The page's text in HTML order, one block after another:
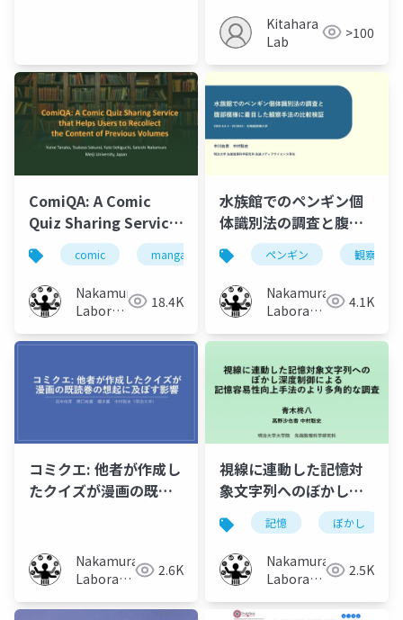
Kitahara
Lab
>100
ComiQA: A Comic
Quiz Sharing Service
that Helps Users to
Recollect the
Content of Previous
Volumes
comic manga recollection qa service
Nakamura
Laboratory
University)
18.4K
水族館でのペンギン個
体識別法の調査と腹部
模様に着目した観察手
法の比較検証
ペンギン 観察支援
Nakamura
Laboratory
University)
4.1K
コミクエ: 他者が作成し
たクイズが漫画の既読
Nakamura
Laboratory
University)
2.6K
視線に連動した記憶対
象文字列へのぼかし深
度操作による記憶容易
性向上手法のより多角
的な調査
記憶 ぼかし
Nakamura
Laboratory
2.5K